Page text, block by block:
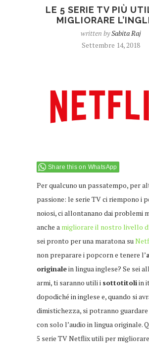
LE 5 SERIE TV PIÙ
MIGLIORARE
written bySabita Raj
Settembre 14, 2018
Share this on WhatsApp
Per qualcuno un passatempo, per
passione: le serie TV ci riempono i
noiosi, ci allontanano dai problemi
anche a migliorare il nostro livello
sei pronto per una maratona su
non preparare i popcorn e tenere l’
originalein lingua inglese? Se sei
armi, ti saranno utili i sottotitoliin
dopodiché in inglese e, quando si
dimistichezza, si potranno
con solo l’audio in lingua originale.
5 serie TV Netflix utili per